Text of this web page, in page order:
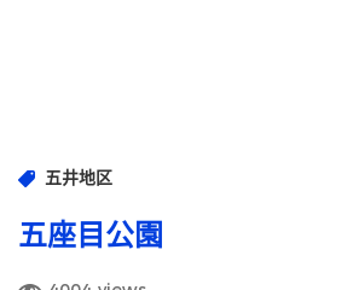
五井地区
五座目公園